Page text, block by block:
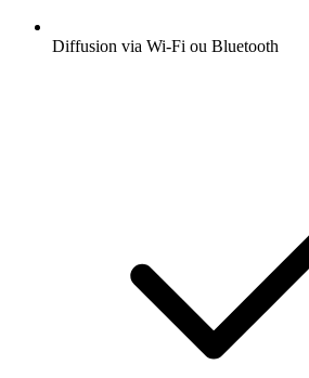
Diffusion via Wi-Fi ou Bluetooth